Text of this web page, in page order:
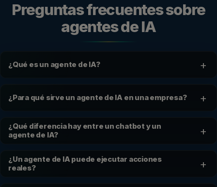
Preguntas frecuentes sobre
agentes de IA
¿Qué es un agente de IA? +
¿Para qué sirve un agente de IA en una empresa? +
¿Qué diferencia hay entre un chatbot y un
agente de IA?
+
¿Un agente de IA puede ejecutar acciones
reales?
+